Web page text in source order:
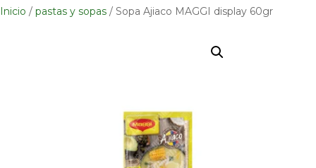
Inicio / pastas y sopas / Sopa Ajiaco MAGGI display 60gr